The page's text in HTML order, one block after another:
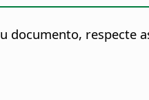
documento, respecte